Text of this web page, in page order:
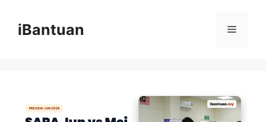
contentiBantuan Menu